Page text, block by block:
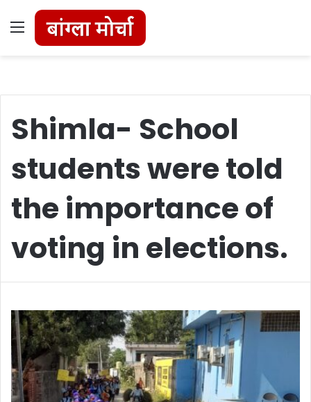
Menu
Shimla- School
students were told
the importance of
voting in elections.